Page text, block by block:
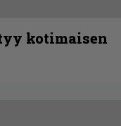
kotimaisen